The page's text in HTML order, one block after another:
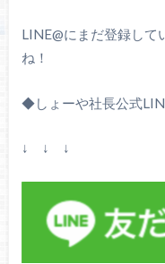
LINE@にまだ登録して
ね！
◆しょーや社長公式
↓ ↓ ↓